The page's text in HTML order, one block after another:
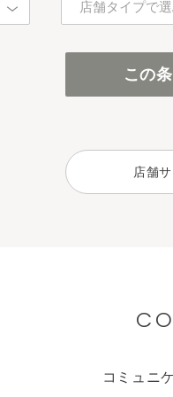
店舗タイプで
アインズ＆
この
店舗
コミュニ